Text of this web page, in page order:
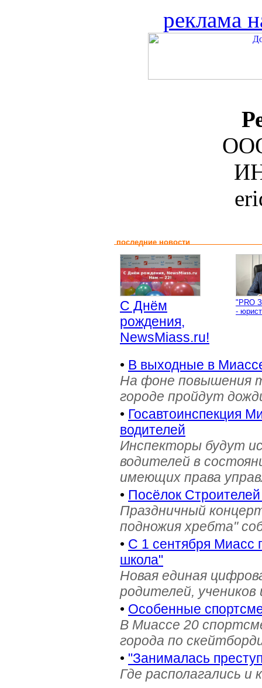
реклама
последние новости
С Днём
рождения,
NewsMiass.ru!
"PRO
-
• В выходные в
На фоне повышения
городе пройдут
• Госавтоинспекция
водителей
Инспекторы будут
водителей в
имеющих права
• Посёлок
Праздничный
подножия хребта"
• С 1 сентября Миасс
школа"
Новая единая
родителей, учеников
• Особенные
В Миассе 20
города по
• "Занималась
Где располагались и